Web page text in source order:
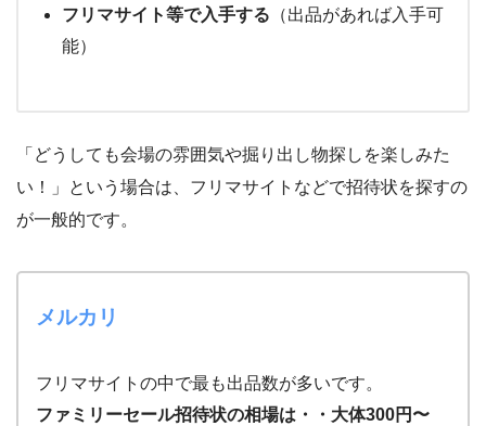
フリマサイト等で入手する （出品があれば入手可
能）
「どうしても会場の雰囲気や掘り出し物探しを楽しみた
い！」という場合は、フリマサイトなどで招待状を探すの
が一般的です。
メルカリ
フリマサイトの中で最も出品数が多いです。
ファミリーセール招待状の相場は・・大体300円〜